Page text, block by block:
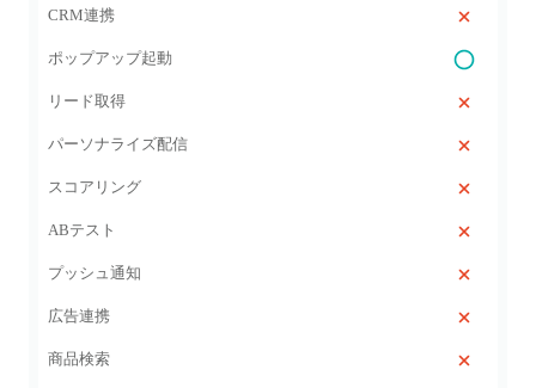
CRM連携
ポップアップ起動
リード取得
パーソナライズ配信
スコアリング
ABテスト
プッシュ通知
広告連携
商品検索